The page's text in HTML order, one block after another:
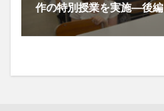
作の特別授業を実施―後編